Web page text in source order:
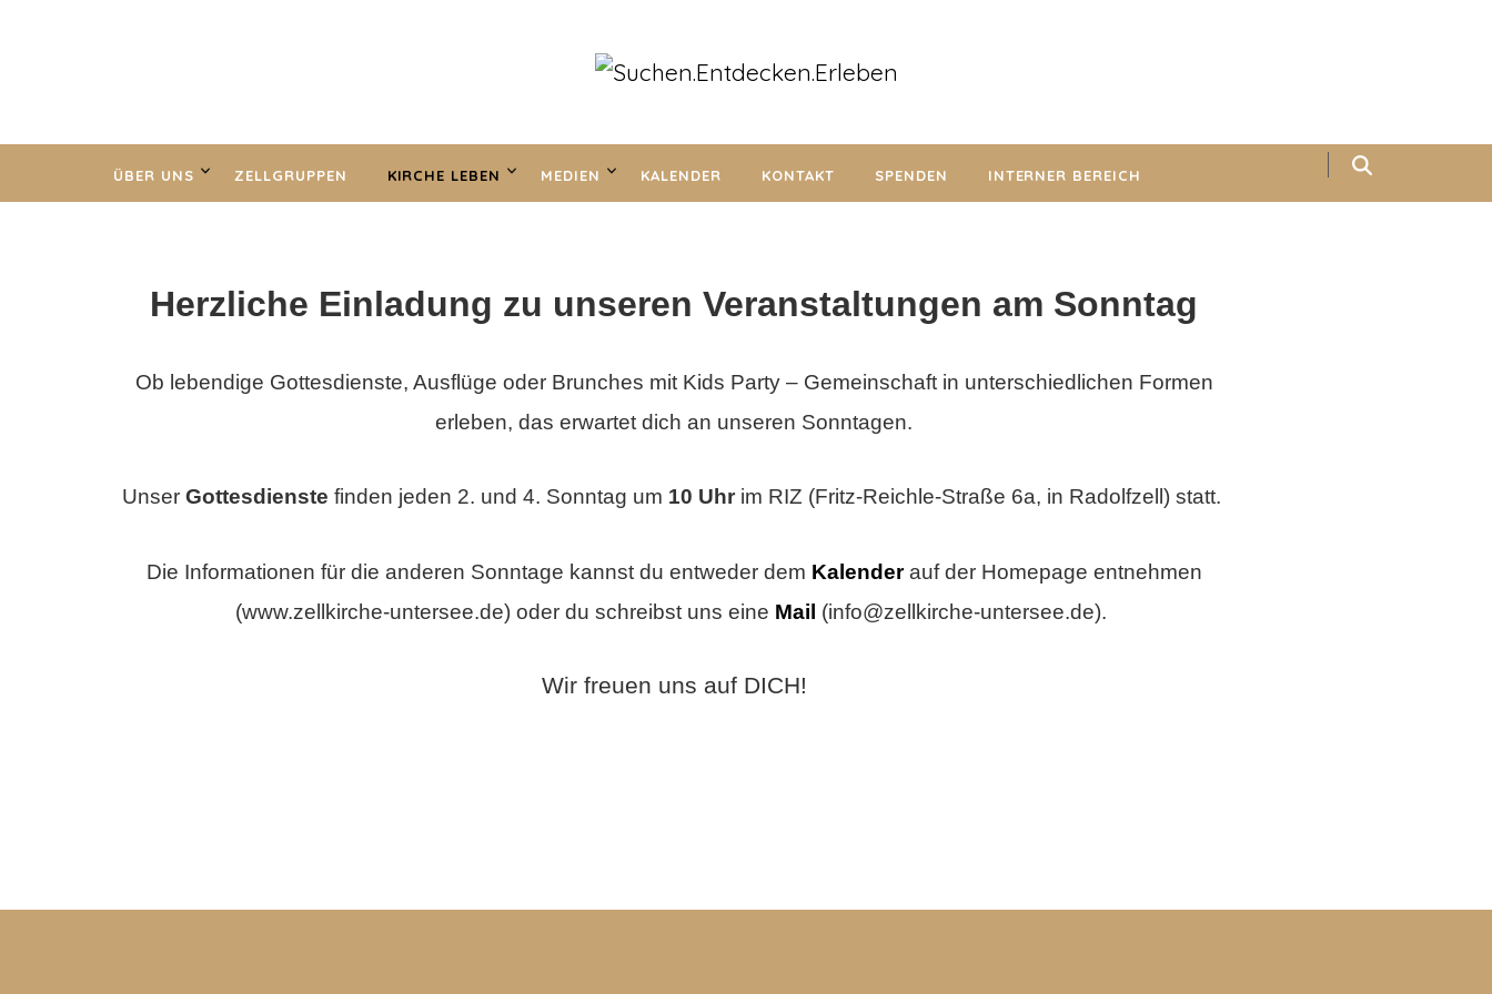
ÜBER UNS ZELLGRUPPEN KIRCHE LEBEN MEDIEN KALENDER KONTAKT SPENDEN INTERNER BEREICH
Herzliche Einladung zu unseren Veranstaltungen am Sonntag
Ob lebendige Gottesdienste, Ausflüge oder Brunches mit Kids Party – Gemeinschaft in unterschiedlichen Formen
erleben, das erwartet dich an unseren Sonntagen.
Unser Gottesdienste finden jeden 2. und 4. Sonntag um 10 Uhrim RIZ (Fritz-Reichle-Straße 6a, in Radolfzell) statt.
Die Informationen für die anderen Sonntage kannst du entweder dem Kalenderauf der Homepage entnehmen
(www.zellkirche-untersee.de) oder du schreibst uns eine Mail (info@zellkirche-untersee.de).
Wir freuen uns auf DICH!